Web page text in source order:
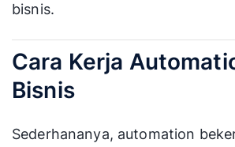
bisnis.
Cara Kerja
Bisnis
Sederhananya, automation